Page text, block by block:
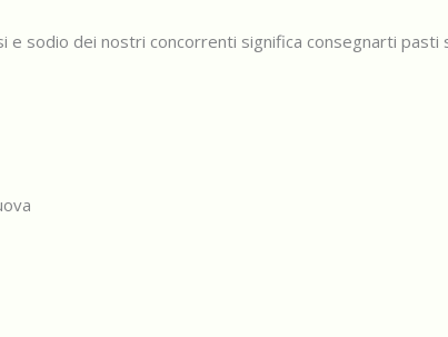
e sodio dei nostri concorrenti significa consegnarti pasti